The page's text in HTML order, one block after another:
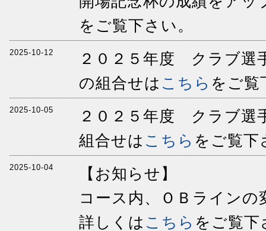
をご覧下さい。
2025-10-12
２０２５年度 クラブ選
の組合せは こちら をご覧
2025-10-05
２０２５年度 クラブ選
組合せは こちら をご覧下
2025-10-04
【お知らせ】
コース内、ＯＢライン
詳しくは こちら をご覧下